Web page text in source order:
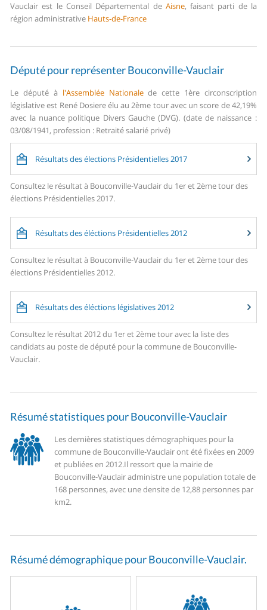
Vauclair est le Conseil Départemental de Aisne, faisant parti de la
région administrative Hauts-de-France
Député pour représenter Bouconville-Vauclair
Le député à l'Assemblée Nationalede cette 1ère circonscription
législative est René Dosiere élu au 2ème tour avec un score de 42,19%
avec la nuance politique Divers Gauche (DVG). (date de naissance :
03/08/1941, profession : Retraité salarié privé)
Résultats des élections Présidentielles 2017
Consultez le résultat à Bouconville-Vauclair du 1er et 2ème tour des
élections Présidentielles 2017.
Résultats des éléctions Présidentielles 2012
Consultez le résultat à Bouconville-Vauclair du 1er et 2ème tour des
élections Présidentielles 2012.
Résultats des éléctions législatives 2012
Consultez le résultat 2012 du 1er et 2ème tour avec la liste des
candidats au poste de député pour la commune de Bouconville-
Vauclair.
Résumé statistiques pour Bouconville-Vauclair
Les dernières statistiques démographiques pour la
commune de Bouconville-Vauclair ont été fixées en 2009
et publiées en 2012.Il ressort que la mairie de
Bouconville-Vauclair administre une population totale de
168 personnes, avec une densite de 12,88 personnes par
km2.
Résumé démographique pour Bouconville-Vauclair.